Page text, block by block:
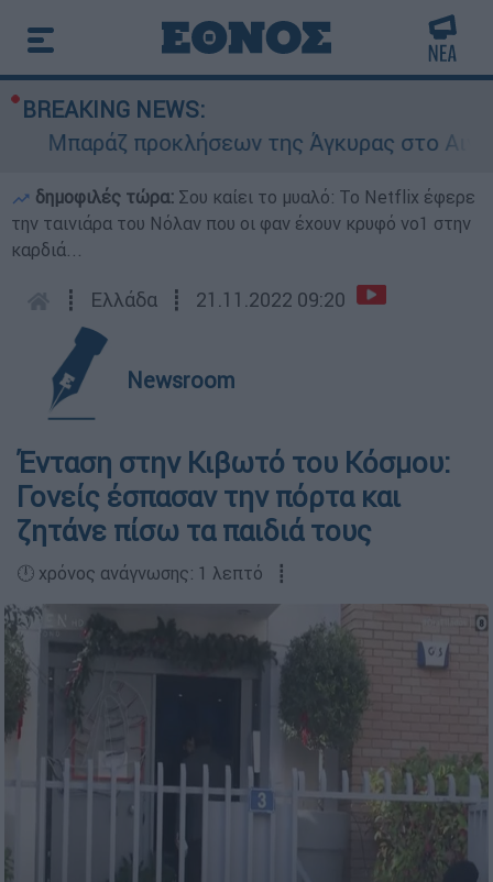
BREAKING NEWS:
Μπαράζ προκλήσεων της Άγκυρας στο Αιγαίο:
δημοφιλές τώρα: Σου καίει το μυαλό: Το Netflix έφερε
την ταινιάρα του Νόλαν που οι φαν έχουν κρυφό νο1 στην
καρδιά...
┋ Ελλάδα ┋ 21.11.2022 09:20
Newsroom
Ένταση στην Κιβωτό του Κόσμου:
Γονείς έσπασαν την πόρτα και
ζητάνε πίσω τα παιδιά τους
🕛 χρόνος ανάγνωσης: 1 λεπτό ┋